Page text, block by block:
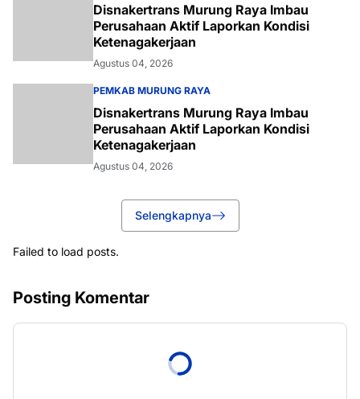
Disnakertrans Murung Raya Imbau
Perusahaan Aktif Laporkan Kondisi
Ketenagakerjaan
Agustus 04, 2026
PEMKAB MURUNG RAYA
Disnakertrans Murung Raya Imbau
Perusahaan Aktif Laporkan Kondisi
Ketenagakerjaan
Agustus 04, 2026
Selengkapnya
Failed to load posts.
Posting Komentar